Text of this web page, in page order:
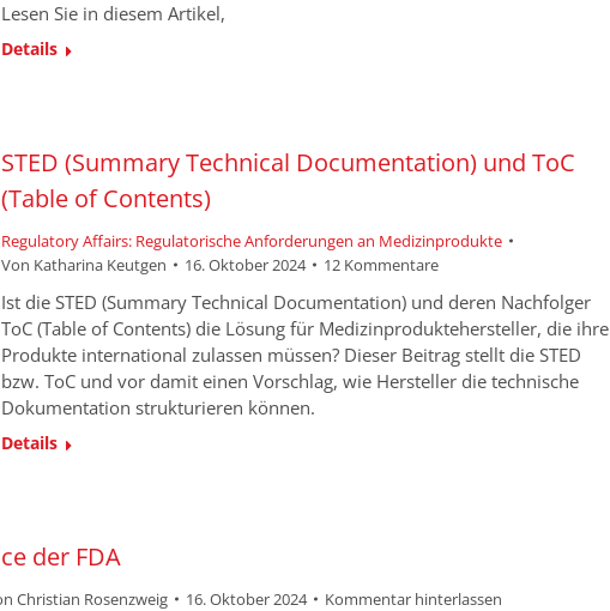
Lesen Sie in diesem Artikel,
Details
STED (Summary Technical Documentation) und ToC
(Table of Contents)
Regulatory Affairs: Regulatorische Anforderungen an Medizinprodukte
Von Katharina Keutgen 16. Oktober 2024 12 Kommentare
Ist die STED (Summary Technical Documentation) und deren Nachfolger
ToC (Table of Contents) die Lösung für Medizinproduktehersteller, die ihre
Produkte international zulassen müssen? Dieser Beitrag stellt die STED
bzw. ToC und vor damit einen Vorschlag, wie Hersteller die technische
Dokumentation strukturieren können.
Details
der FDA
Christian Rosenzweig 16. Oktober 2024 Kommentar hinterlassen